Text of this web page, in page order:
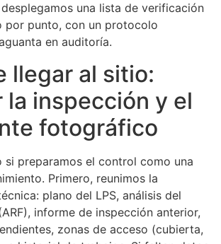
una lista de verificación
por punto, con un protocolo
en auditoría.
llegar al sitio:
la inspección y el
fotográfico
si preparamos el control como una
Primero, reunimos la
plano del LPS, análisis del
informe de inspección anterior,
zonas de acceso (cubierta,